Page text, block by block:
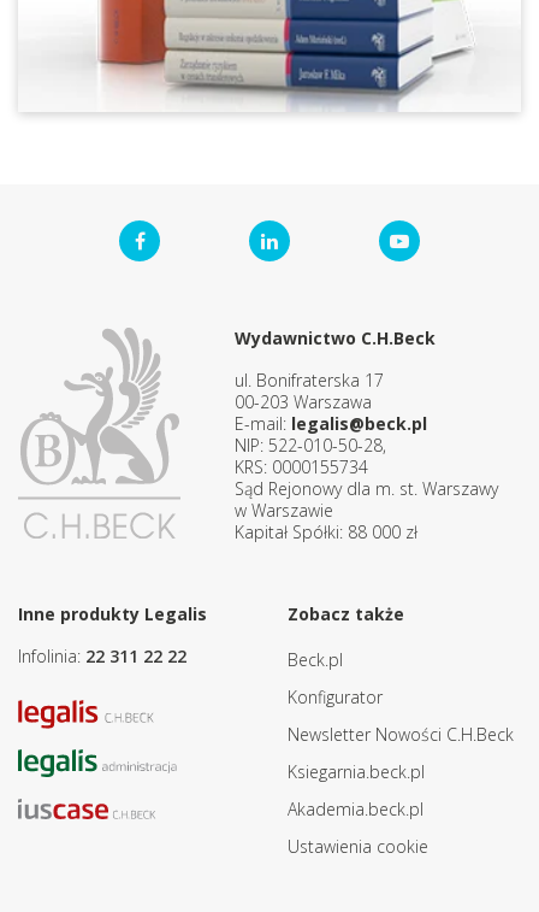
Wydawnictwo C.H.Beck
ul. Bonifraterska 17
00-203 Warszawa
E-mail: legalis@beck.pl
NIP: 522-010-50-28,
KRS: 0000155734
Sąd Rejonowy dla m. st. Warszawy
w Warszawie
Kapitał Spółki: 88 000 zł
Inne produkty Legalis
Infolinia: 22 311 22 22
Zobacz także
Beck.pl
Konfigurator
Newsletter Nowości C.H.Beck
Ksiegarnia.beck.pl
Akademia.beck.pl
Ustawienia cookie